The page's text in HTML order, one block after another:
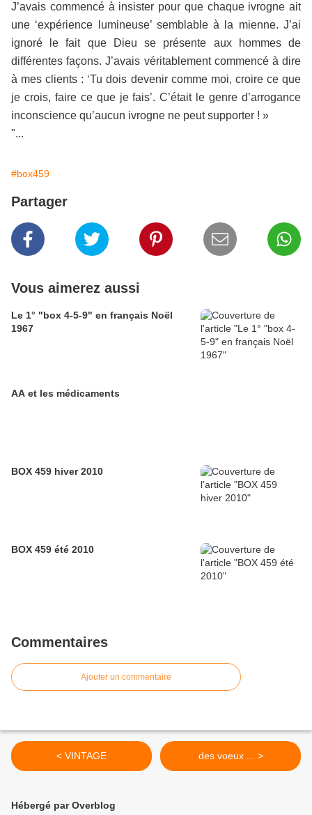
J’avais commencé à insister pour que chaque ivrogne ait
une ‘expérience lumineuse’ semblable à la mienne. J’ai
ignoré le fait que Dieu se présente aux hommes de
différentes façons. J’avais véritablement commencé à dire
à mes clients : ‘Tu dois devenir comme moi, croire ce que
je crois, faire ce que je fais’. C’était le genre d’arrogance
inconscience qu’aucun ivrogne ne peut supporter ! »
"...
#box459
Partager
Vous aimerez aussi
Le 1° "box 4-5-9" en français Noël
1967
AA et les médicaments
BOX 459 hiver 2010
BOX 459 été 2010
Commentaires
Ajouter un commentaire
< VINTAGE des voeux ... >
Hébergé par Overblog